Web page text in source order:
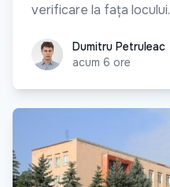
verificare la fața locului.
Dumitru Petruleac
Dumitru Petruleac
acum 6 ore